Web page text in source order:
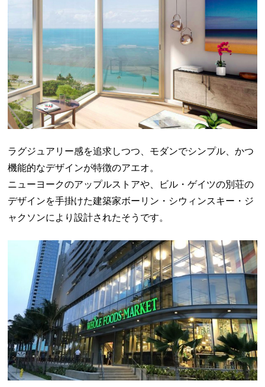
ラグジュアリー感を追求しつつ、モダンでシンプル、かつ
機能的なデザインが特徴のアエオ。
ニューヨークのアップルストアや、ビル・ゲイツの別荘の
デザインを手掛けた建築家ボーリン・シウィンスキー・ジ
ャクソンにより設計されたそうです。